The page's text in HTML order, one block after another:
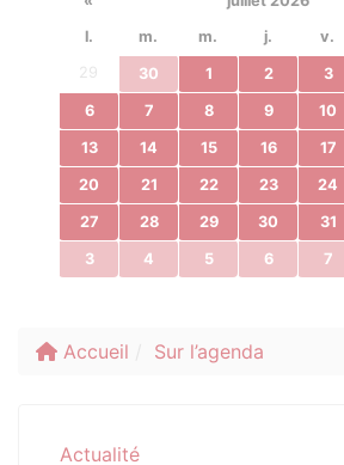
l.
m. m. j. v.
29
30 1 2 3
6 7 8 9 10
13 14 15 16 17
20 21 22 23 24
27 28 29 30 31
3 4 5 6 7
Accueil Sur l’agenda
Actualité